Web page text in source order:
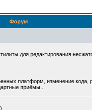
Форум
для редактирования
платформ, изменение кода,
приёмы...